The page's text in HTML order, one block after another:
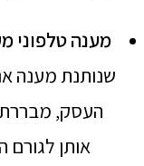
מענה טלפוני
שנותנת מענה
העסק,
אותן